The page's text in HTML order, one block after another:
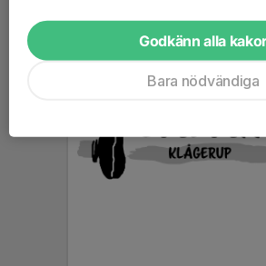
Godkänn alla
Bara nödvändiga